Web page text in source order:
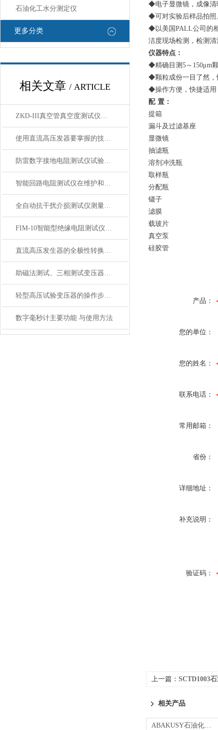
石油化工水分测定仪
更多分类
相关文章 / ARTICLE
ZKD-III真空管真空度测试仪主要特点
使用直流高压发器要掌握的技术要点
防雷数字接地电阻测试仪试验步骤
智能回路电阻测试仪在维护和测试中遇到的问题
全自动抗干扰介损测试仪测量方式及原理
FIM-10智能型绝缘电阻测试仪主要特点
直流高压发生器的全极性转换是一个怎么样的过程呢？
助磁法测试、三相测试变压器直流电阻测试仪功能与技术
轻型高压试验变压器的操作步骤及注意事项
数字毫秒计主要功能 与使用方法
◆电子显微镜，成像清
◆可对实验后样品拍照
◆以美国PALL公司的
洁度现场检测，检测
仪器特点：
◆精确目测5～150μm
◆颗粒成份一目了然，
◆操作方便，快捷适用
配 置 ：
提箱
漏斗及过滤基座
显微镜
抽滤瓶
溶剂冲洗瓶
取样瓶
分配瓶
镊子
滤膜
载玻片
真空泵
硅胶管
产品：
您的单位：
您的姓名：
联系电话：
常用邮箱：
省份：
详细地址：
补充说明：
验证码：
上一篇： SCTD1003石油
相关产品
ABAKUSY石油化工便携式颗粒计数仪